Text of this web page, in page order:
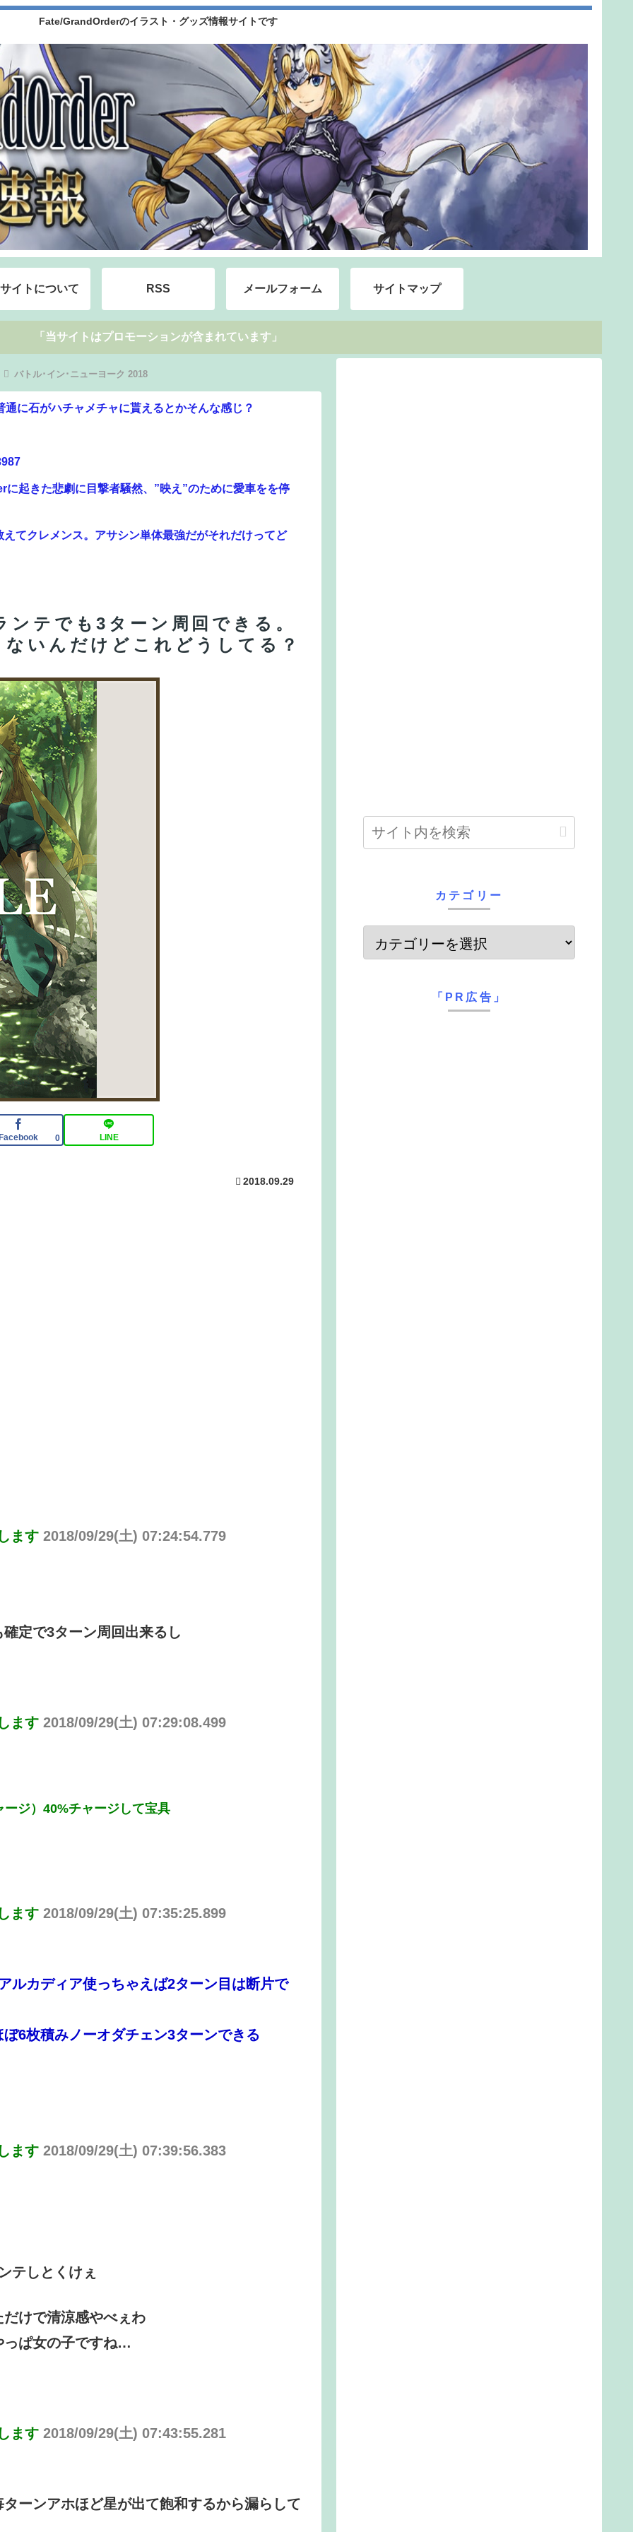
Fate/GrandOrderのイラスト・グッズ情報サイトです
イトについて RSS メールフォーム サイトマップ
「当サイトはプロモーションが含まれています」
バトル･イン･ニューヨーク 2018
に石がハチャメチャに貰えるとかそんな感じ？
起きた悲劇に目撃者騒然、”映え”のために愛車をを停
てクレメンス。アサシン単体最強だがそれだけってど
害
る人、出るんじゃないかなあ？？」
あとで見せ場は来るんだろうけどキャラ印象がまだし
あとで見せ場は来るんだろうけどキャラ印象がまだし
テでも3ターン周回できる。
いんだけどこれどうしてる？
0 LINE
2018.09.29
ます 2018/09/29(土) 07:24:54.779
定で3ターン周回出来るし
ます 2018/09/29(土) 07:29:08.499
ジ）40%チャージして宝具
ます 2018/09/29(土) 07:35:25.899
ルカディア使っちゃえば2ターン目は断片で
6枚積みノーオダチェン3ターンできる
ます 2018/09/29(土) 07:39:56.383
テしとくけぇ
けで清涼感やべぇわ
っぱ女の子ですね…
ます 2018/09/29(土) 07:43:55.281
ーンアホほど星が出て飽和するから漏らして
カテゴリー
「PR広告」